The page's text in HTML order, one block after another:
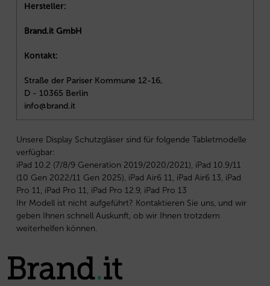
Hersteller:
Brand.it GmbH
Kontakt:
Straße der Pariser Kommune 12-16,
D - 10365 Berlin
info@brand.it
Unsere Display Schutzgläser sind für folgende Tabletmodelle
verfügbar:
iPad 10.2 (7/8/9 Generation 2019/2020/2021), iPad 10.9/11
(10 Gen 2022/11 Gen 2025), iPad Air6 11, iPad Air6 13, iPad
Pro 11, iPad Pro 11, iPad Pro 12.9, iPad Pro 13
Ihr Modell ist nicht aufgeführt? Kontaktieren Sie uns, und wir
geben Ihnen schnell Auskunft, ob wir Ihnen trotzdem
weiterhelfen können.